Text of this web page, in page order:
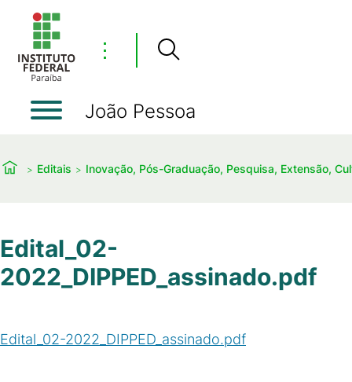
⋮
João Pessoa
Editais Inovação, Pós-Graduação, Pesquisa, Extensão,
Edital_02-
2022_DIPPED_assinado.pdf
Edital_02-2022_DIPPED_assinado.pdf